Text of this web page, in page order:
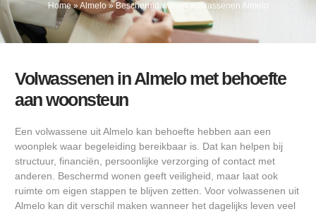
Home»Almelo»Beschermd wonen volwassenen Almelo
Volwassenen in Almelo met behoefte
aan woonsteun
Een volwassene uit Almelo kan behoefte hebben aan een
woonplek waar begeleiding bereikbaar is. Dat kan helpen bij
structuur, financiën, persoonlijke verzorging of contact met
anderen. Beschermd wonen geeft veiligheid, maar laat ook
ruimte om eigen stappen te blijven zetten. Voor volwassenen uit
Almelo kan dit verschil maken wanneer het dagelijks leven veel